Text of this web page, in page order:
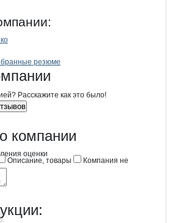
:
ГРЕЙТ МИЛЛ
МИЛЛ
резюме
МИЛЛ, ООО
Расскажите как это было!
о компании
оценки
связи о
Описание, товары
Компания не